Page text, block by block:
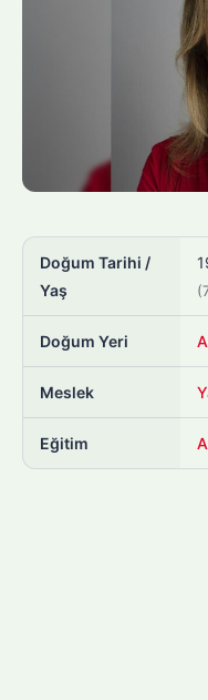
Doğum Tarihi /
Yaş
Doğum Yeri
Meslek
Eğitim